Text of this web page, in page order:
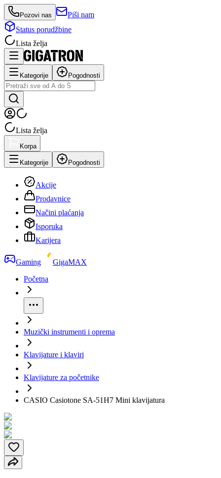
Pozovi nas
Piši nam
Status porudžbine
Lista želja
Kategorije Pogodnosti
Lista želja
Korpa
Kategorije Pogodnosti
Akcije
Prodavnice
Načini plaćanja
Isporuka
Karijera
Gaming
GigaMAX
Početna
Muzički instrumenti i oprema
Klavijature i klaviri
Klavijature za početnike
CASIO Casiotone SA-51H7 Mini klavijatura